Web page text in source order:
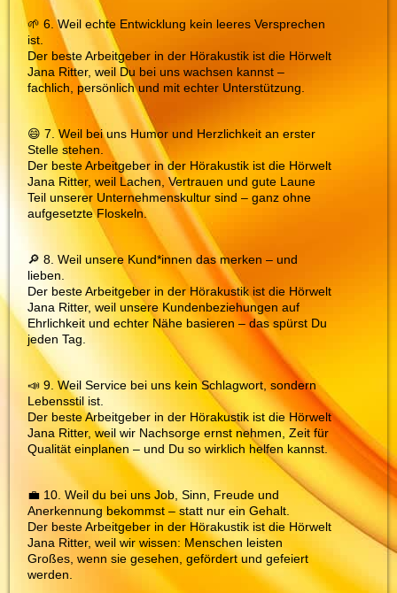
🌱 6. Weil echte Entwicklung kein leeres Versprechen
ist.
Der beste Arbeitgeber in der Hörakustik ist die Hörwelt
Jana Ritter, weil Du bei uns wachsen kannst –
fachlich, persönlich und mit echter Unterstützung.
😄 7. Weil bei uns Humor und Herzlichkeit an erster
Stelle stehen.
Der beste Arbeitgeber in der Hörakustik ist die Hörwelt
Jana Ritter, weil Lachen, Vertrauen und gute Laune
Teil unserer Unternehmenskultur sind – ganz ohne
aufgesetzte Floskeln.
🔎 8. Weil unsere Kund*innen das merken – und
lieben.
Der beste Arbeitgeber in der Hörakustik ist die Hörwelt
Jana Ritter, weil unsere Kundenbeziehungen auf
Ehrlichkeit und echter Nähe basieren – das spürst Du
jeden Tag.
📣 9. Weil Service bei uns kein Schlagwort, sondern
Lebensstil ist.
Der beste Arbeitgeber in der Hörakustik ist die Hörwelt
Jana Ritter, weil wir Nachsorge ernst nehmen, Zeit für
Qualität einplanen – und Du so wirklich helfen kannst.
💼 10. Weil du bei uns Job, Sinn, Freude und
Anerkennung bekommst – statt nur ein Gehalt.
Der beste Arbeitgeber in der Hörakustik ist die Hörwelt
Jana Ritter, weil wir wissen: Menschen leisten
Großes, wenn sie gesehen, gefördert und gefeiert
werden.